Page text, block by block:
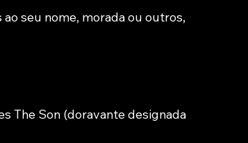
seu nome, morada ou outros,
The Son (doravante designada